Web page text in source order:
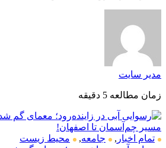
مدیر سایت
زمان مطالعه 5 دقیقه
تمام اخبار , جامعه,
محیط زیست